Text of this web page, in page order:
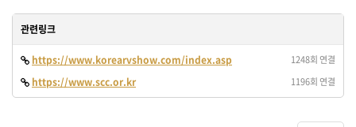
관련링크
https://www.korearvshow.com/index.asp 1248회 연결
https://www.scc.or.kr 1196회 연결